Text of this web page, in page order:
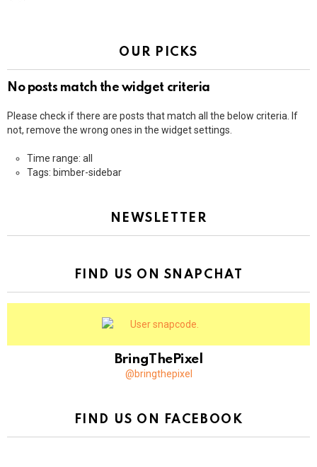
OUR PICKS
No posts match the widget criteria
Please check if there are posts that match all the below criteria. If
not, remove the wrong ones in the widget settings.
Time range: all
Tags: bimber-sidebar
NEWSLETTER
FIND US ON SNAPCHAT
BringThePixel
@bringthepixel
FIND US ON FACEBOOK